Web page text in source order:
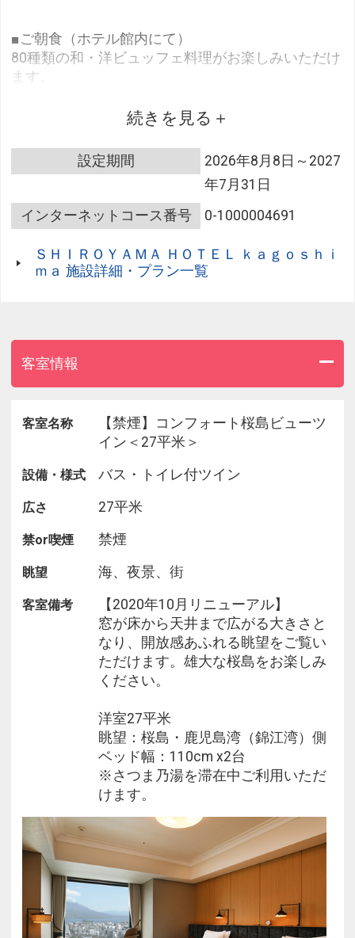
■ご朝食（ホテル館内にて）
80種類の和・洋ビュッフェ料理がお楽しみいただけ
ます。
※状況により、ご提供方法・会場を変更させていた
※7部制にてご案内させていただきます。
チェックイン時にご希望の時間をお伺いさせていた
状況次第ではご希望時間に沿えない場合もございま
す。ご了承くださいませ。
※プレミアムツイン（トリプル）・デラックスツイ
ビュッフェへ変更希望の際はチェックイン時にお申
し出くださいませ。
す
※清掃のため11:00～13:00はクローズ
名様まで利用可能。（税込・食事代別）
添寝施設使用料：小学生 4400円 / 幼児 1650円 / 2歳
朝食代：小学生 1300円 / 幼児 550円 / 2歳以下 無料
らせくださいませ。
■複数部屋をご予約の際、フロアが分かれる場合が
普通車：1300円（※2泊目以降は500円）
ご予約制ではございません。
続きを見る
設定期間
2026年8月8日～2027
年7月31日
インターネットコース番号
0-1000004691
ＳＨＩＲＯＹＡＭＡ ＨＯＴＥＬ ｋａｇｏｓｈｉ
ｍａ 施設詳細・プラン一覧
客室情報
客室名称
【禁煙】コンフォート桜島ビューツ
イン＜27平米＞
設備・様式 バス・トイレ付ツイン
広さ 27平米
禁or喫煙 禁煙
眺望 海、夜景、街
客室備考
【2020年10月リニューアル】
窓が床から天井まで広がる大きさと
なり、開放感あふれる眺望をご覧い
ただけます。雄大な桜島をお楽しみ
ください。
洋室27平米
眺望：桜島・鹿児島湾（錦江湾）側
ベッド幅：110cm x2台
※さつま乃湯を滞在中ご利用いただ
けます。